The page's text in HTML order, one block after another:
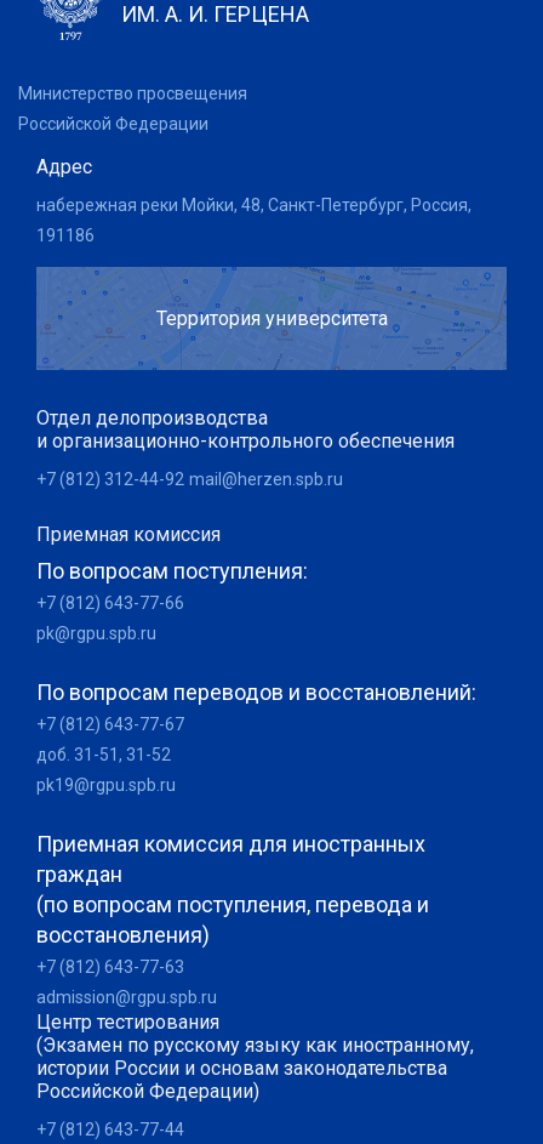
ИМ. А. И. ГЕРЦЕНА
Министерство просвещения
Российской Федерации
Адрес
набережная реки Мойки, 48, Санкт-Петербург, Россия,
191186
Территория университета
Отдел делопроизводства
и организационно-контрольного обеспечения
+7 (812) 312-44-92 mail@herzen.spb.ru
Приемная комиссия
По вопросам поступления:
+7 (812) 643-77-66
pk@rgpu.spb.ru
По вопросам переводов и восстановлений:
+7 (812) 643-77-67
доб. 31-51, 31-52
pk19@rgpu.spb.ru
Приемная комиссия для иностранных
граждан
(по вопросам поступления, перевода и
восстановления)
+7 (812) 643-77-63
admission@rgpu.spb.ru
Центр тестирования
(Экзамен по русскому языку как иностранному,
истории России и основам законодательства
Российской Федерации)
+7 (812) 643-77-44